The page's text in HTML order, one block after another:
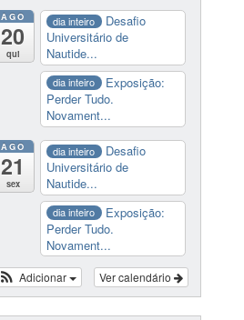
AGO
20
qui
dia inteiro
Desafio
Universitário de
Nautide...
dia inteiro
Exposição:
Perder Tudo.
Novament...
AGO
21
sex
dia inteiro
Desafio
Universitário de
Nautide...
dia inteiro
Exposição:
Perder Tudo.
Novament...
Ver calendário
Adicionar